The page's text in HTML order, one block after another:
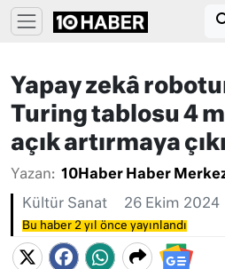
Yapay zekâ
Turing tablosu 4
açık artırmaya
Yazan: 10Haber Haber
Kültür Sanat 26 Ekim 2024
Bu haber 2 yıl önce yayınlandı